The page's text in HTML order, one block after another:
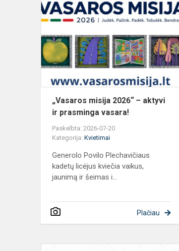
„Vasaros misija 2026“ – aktyvi
ir prasminga vasara!
Paskelbta: 2026-07-20
Kategorija: Kvietimai
Generolo Povilo Plechavičiaus
kadetų licėjus kviečia vaikus,
jaunimą ir šeimas i...
Plačiau